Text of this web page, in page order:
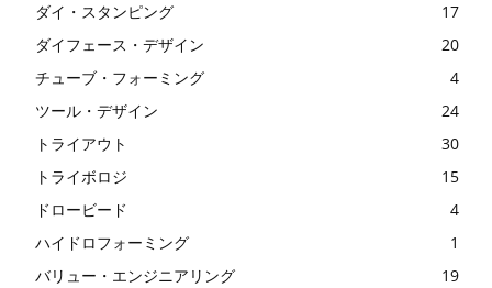
ダイ・スタンピング
17
ダイフェース・デザイン
20
チューブ・フォーミング
4
ツール・デザイン
24
トライアウト
30
トライボロジ
15
ドロービード
4
ハイドロフォーミング
1
バリュー・エンジニアリング
19